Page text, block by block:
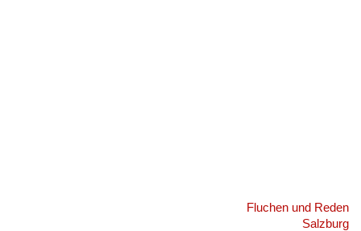
Fluchen und Reden
Salzburg